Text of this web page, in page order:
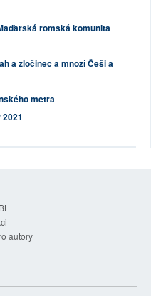
romská komunita
a zločinec a mnozí Češi a
metra
autory